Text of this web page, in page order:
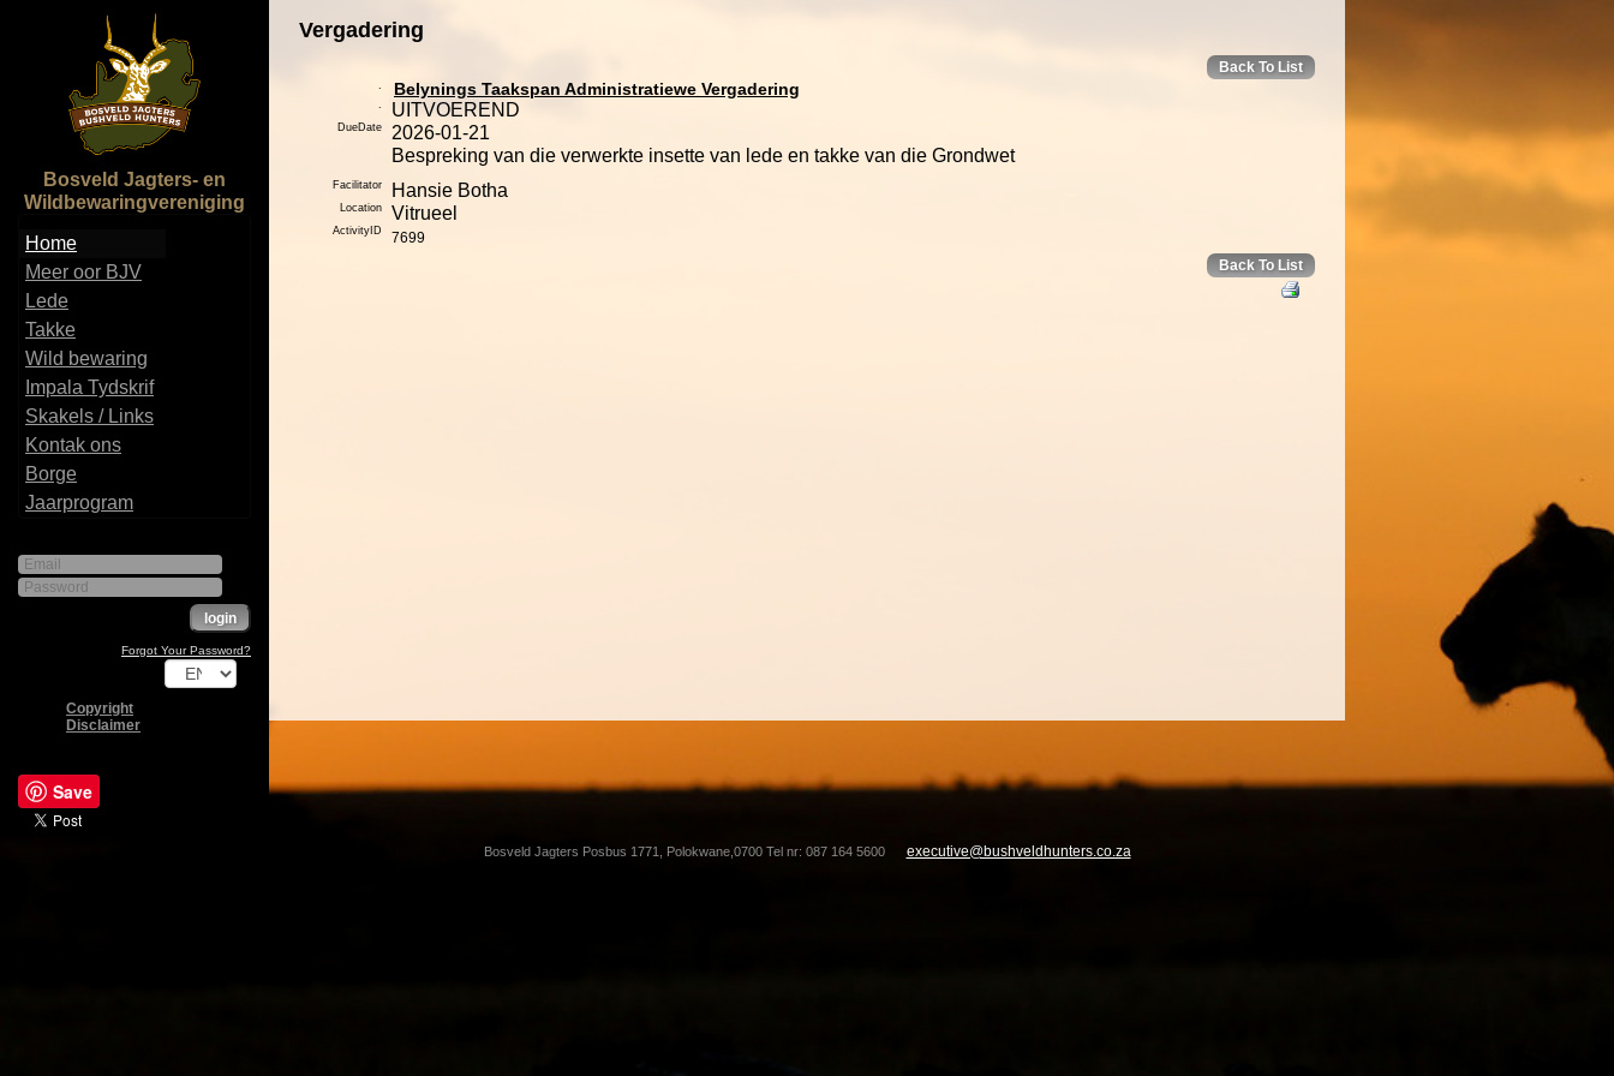
Bosveld Jagters- en
Wildbewaringvereniging
Home
Meer oor BJV
Lede
Takke
Wild bewaring
Impala Tydskrif
Skakels / Links
Kontak ons
Borge
Jaarprogram
Forgot Your Password?
Copyright
Disclaimer
Save
Vergadering
Back To List
. Belynings Taakspan Administratiewe Vergadering
. UITVOEREND
DueDate
2026-01-21
Bespreking van die verwerkte insette van lede en takke van die Grondwet
Facilitator Hansie Botha
Location Vitrueel
ActivityID
7699
Back To List
Bosveld Jagters Posbus 1771, Polokwane,0700 Tel nr: 087 164 5600 executive@bushveldhunters.co.za